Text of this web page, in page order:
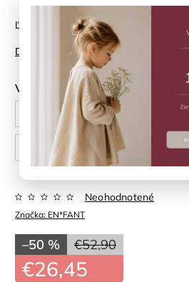
Ľahké sandále pre letné dni
Detailné informácie
Veľkosť topánky
25 26
31 32
Značka: EN*FANT
Neohodnotené
€52,90
–50 %
€26,45